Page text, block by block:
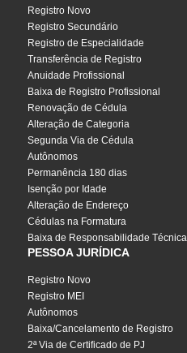
Registro Novo
Registro Secundário
Registro de Especialidade
Transferência de Registro
Anuidade Profissional
Baixa de Registro Profissional
Renovação de Cédula
Alteração de Categoria
Segunda Via de Cédula
Autônomos
Permanência 180 dias
Isenção por Idade
Alteração de Endereço
Cédulas na Formatura
Baixa de Responsabilidade Técnica
PESSOA JURÍDICA
Registro Novo
Registro MEI
Autônomos
Baixa/Cancelamento de Registro
2ª Via de Certificado de PJ